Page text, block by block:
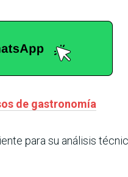
de gastronomía
para su análisis